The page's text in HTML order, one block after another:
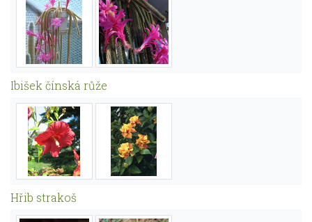
Ibišek čínská růže
Hřib strakoš